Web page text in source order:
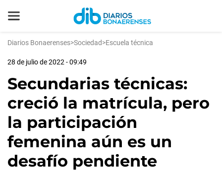
Diarios Bonaerenses>Sociedad>Escuela técnica
28 de julio de 2022 - 09:49
Secundarias técnicas:
creció la matrícula, pero
la participación
femenina aún es un
desafío pendiente